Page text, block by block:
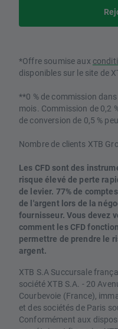
*Offre soumise aux
disponibles sur le site de
**0 % de commission
mois. Commission de 0,2
de conversion de 0,5 %
Nombre de clients XTB
Les CFD sont des
risque élevé de perte
de levier. 77% de
de l'argent lors de la
fournisseur. Vous devez
comment les CFD
permettre de prendre le
argent.
XTB S.A Succursale
société XTB S.A. - 20
Courbevoie (France),
et des sociétés de Paris
Conformément aux